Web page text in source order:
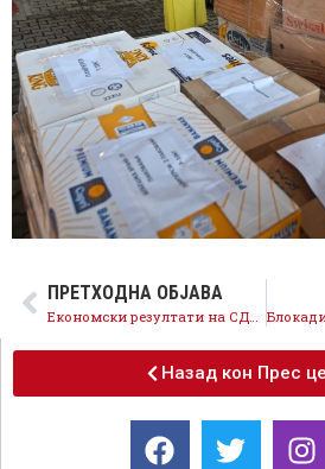
ПРЕТХОДНА ОБЈАВА
Економски резултати на СДСМ и во кризна година, поголеми плати и пензии, највисок поврат на ДДВ од 727 милиони евра
Назад кон Прес